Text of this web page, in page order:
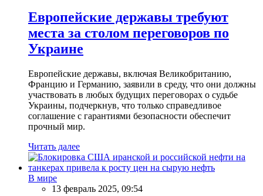
Европейские державы требуют
места за столом переговоров по
Украине
Европейские державы, включая Великобританию,
Францию и Германию, заявили в среду, что они должны
участвовать в любых будущих переговорах о судьбе
Украины, подчеркнув, что только справедливое
соглашение с гарантиями безопасности обеспечит
прочный мир.
Читать далее
В мире
13 февраль 2025, 09:54